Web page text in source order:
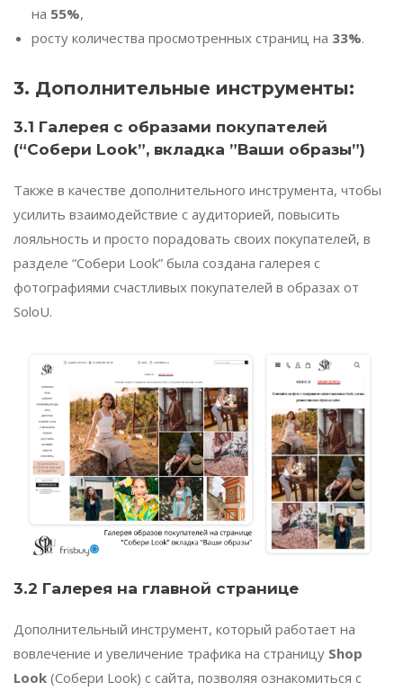
на 55%,
росту количества просмотренных страниц на 33%.
3. Дополнительные инструменты:
3.1 Галерея с образами покупателей
(“Собери Look”, вкладка ”Ваши образы”)
Также в качестве дополнительного инструмента, чтобы
усилить взаимодействие с аудиторией, повысить
лояльность и просто порадовать своих покупателей, в
разделе “Собери Look” была создана галерея с
фотографиями счастливых покупателей в образах от
SoloU.
3.2 Галерея на главной странице
Дополнительный инструмент, который работает на
вовлечение и увеличение трафика на страницу Shop
Look (Собери Look) с сайта, позволяя ознакомиться с